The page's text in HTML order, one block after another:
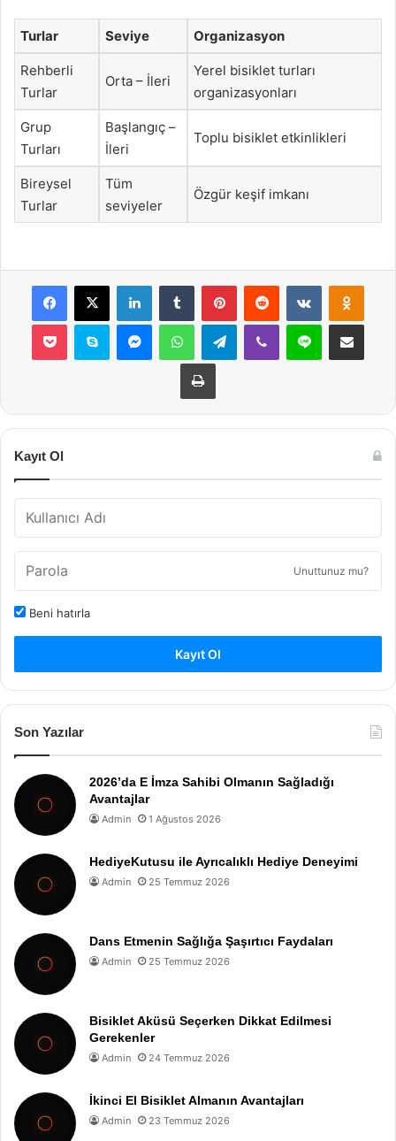
Turlar Seviye Organizasyon
Rehberli
Turlar
Orta – İleri
Yerel bisiklet turları
organizasyonları
Grup
Turları
Başlangıç –
İleri
Toplu bisiklet etkinlikleri
Bireysel
Turlar
Tüm
seviyeler
Özgür keşif imkanı
Facebook
X LinkedInTumblr PinterestReddit VKontakte
Pocket Skype MessengerWhatsAppTelegramViber Line E-Posta ile
Yazdır
Kayıt Ol
Unuttunuz mu?
Beni hatırla
Kayıt Ol
Son Yazılar
2026’da E İmza Sahibi Olmanın Sağladığı
Avantajlar
Admin 1 Ağustos 2026
HediyeKutusu ile Ayrıcalıklı Hediye Deneyimi
Admin 25 Temmuz 2026
Dans Etmenin Sağlığa Şaşırtıcı Faydaları
Admin 25 Temmuz 2026
Bisiklet Aküsü Seçerken Dikkat Edilmesi
Gerekenler
Admin 24 Temmuz 2026
İkinci El Bisiklet Almanın Avantajları
Admin 23 Temmuz 2026